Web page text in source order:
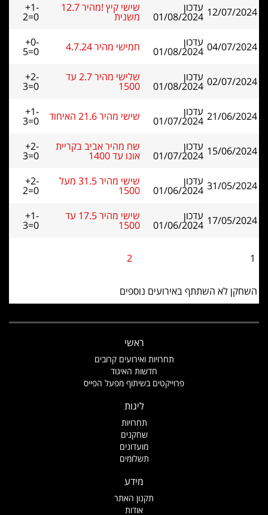
12/07/2024 עדכון
01/08/2024
שישי קיץ !מהיר 12.7
משנית
+1-
2=0
04/07/2024 עדכון
01/08/2024 חמישי מהיר 4.7.24 +0-
5=0
02/07/2024 עדכון
01/08/2024
שלישי מהיר 2.7 עד
1500
+2-
3=0
21/06/2024 עדכון
01/07/2024 שישי מהיר 21.6 האיחוד +1-
3=0
15/06/2024 עדכון
01/07/2024
שח מהיר אביב בקריית
אונו עד 1400
+2-
3=0
31/05/2024 עדכון
01/06/2024
שישי מהיר 31.5 מעל
1500
+2-
2=0
17/05/2024 עדכון
01/06/2024
שישי מהיר 17.5 עד
1500
+1-
3=0
1
2
השחקן לא השתתף באירועים נוספים
ראשי
תחרויות ואירועים קרובים
חדשות האיגוד
פרוייקטים בשיתוף מפעל הפייס
ליגות
תחרויות
שחקנים
מועדונים
תשלומים
מידע
תקנון האתר
אודות